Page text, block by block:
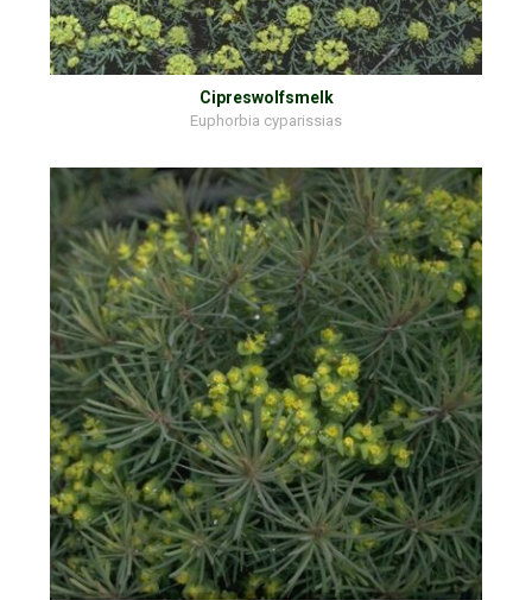
Cipreswolfsmelk
Euphorbia cyparissias